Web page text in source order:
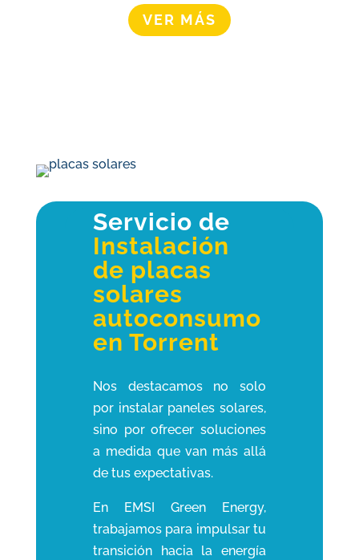
VER MÁS
Servicio de
Instalación
de placas
solares
autoconsumo
en Torrent
Nos destacamos no solo
por instalar paneles solares,
sino por ofrecer soluciones
a medida que van más allá
de tus expectativas.
En EMSI Green Energy,
trabajamos para impulsar tu
transición hacia la energía